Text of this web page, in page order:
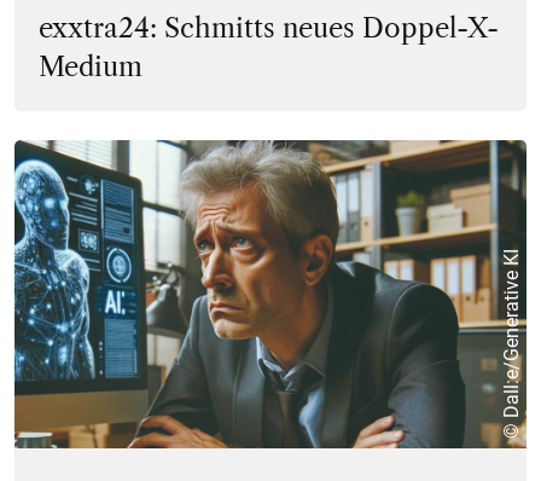
exxtra24: Schmitts neues Doppel-X-
Medium
© Dall:e/Generative KI